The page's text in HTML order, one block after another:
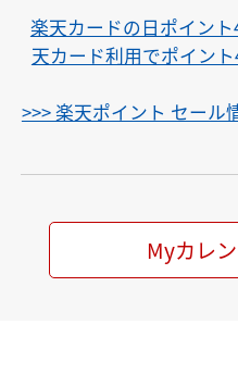
楽天カードの日ポイン
天カード利用でポイン
>>> 楽天ポイント セール
Myカレ